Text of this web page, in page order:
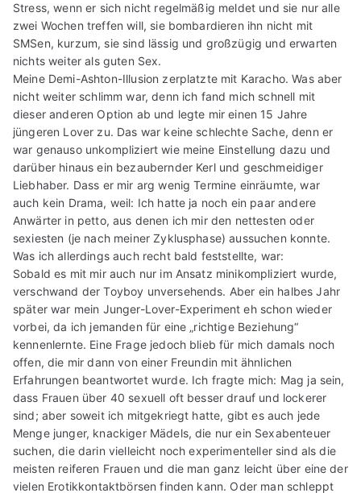
Stress, wenn er sich nicht regelmäßig meldet und sie nur alle
zwei Wochen treffen will, sie bombardieren ihn nicht mit
SMSen, kurzum, sie sind lässig und großzügig und erwarten
nichts weiter als guten Sex.
Meine Demi-Ashton-Illusion zerplatzte mit Karacho. Was aber
nicht weiter schlimm war, denn ich fand mich schnell mit
dieser anderen Option ab und legte mir einen 15 Jahre
jüngeren Lover zu. Das war keine schlechte Sache, denn er
war genauso unkompliziert wie meine Einstellung dazu und
darüber hinaus ein bezaubernder Kerl und geschmeidiger
Liebhaber. Dass er mir arg wenig Termine einräumte, war
auch kein Drama, weil: Ich hatte ja noch ein paar andere
Anwärter in petto, aus denen ich mir den nettesten oder
sexiesten (je nach meiner Zyklusphase) aussuchen konnte.
Was ich allerdings auch recht bald feststellte, war:
Sobald es mit mir auch nur im Ansatz minikompliziert wurde,
verschwand der Toyboy unversehends. Aber ein halbes Jahr
später war mein Junger-Lover-Experiment eh schon wieder
vorbei, da ich jemanden für eine „richtige Beziehung“
kennenlernte. Eine Frage jedoch blieb für mich damals noch
offen, die mir dann von einer Freundin mit ähnlichen
Erfahrungen beantwortet wurde. Ich fragte mich: Mag ja sein,
dass Frauen über 40 sexuell oft besser drauf und lockerer
sind; aber soweit ich mitgekriegt hatte, gibt es auch jede
Menge junger, knackiger Mädels, die nur ein Sexabenteuer
suchen, die darin vielleicht noch experimenteller sind als die
meisten reiferen Frauen und die man ganz leicht über eine der
vielen Erotikkontaktbörsen finden kann. Oder man schleppt